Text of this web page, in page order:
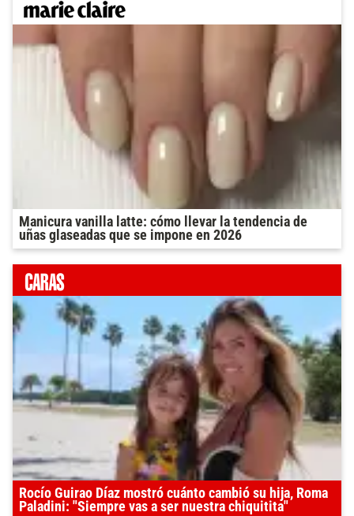
Manicura vanilla latte: cómo llevar la tendencia de
uñas glaseadas que se impone en 2026
Rocío Guirao Díaz mostró cuánto cambió su hija, Roma
Paladini: "Siempre vas a ser nuestra chiquitita"